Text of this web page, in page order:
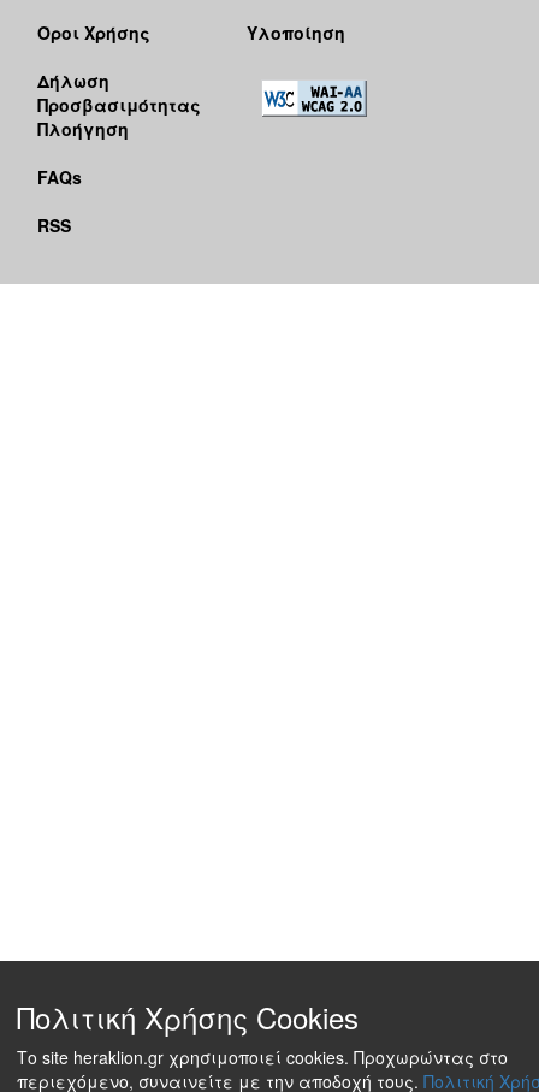
Όροι Χρήσης
Δήλωση
Προσβασιμότητας
Πλοήγηση
FAQs
RSS
Υλοποίηση
Πολιτική Χρήσης Cookies
Το site heraklion.gr χρησιμοποιεί cookies. Προχωρώντας στο
περιεχόμενο, συναινείτε με την αποδοχή τους. Πολιτική